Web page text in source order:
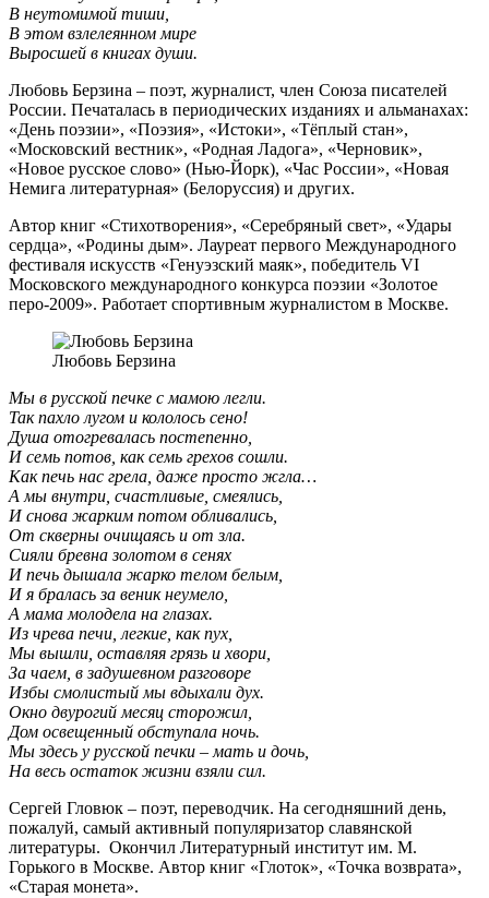
В неутомимой тиши,
В этом взлелеянном мире
Выросшей в книгах души.
Любовь Берзина – поэт, журналист, член Cоюза писателей
России. Печаталась в периодических изданиях и альманахах:
«День поэзии», «Поэзия», «Истоки», «Тёплый стан»,
«Московский вестник», «Родная Ладога», «Черновик»,
«Новое русское слово» (Нью-Йорк), «Час России», «Новая
Немига литературная» (Белоруссия) и других.
Автор книг «Стихотворения», «Серебряный свет», «Удары
сердца», «Родины дым». Лауреат первого Международного
фестиваля искусств «Генуэзский маяк», победитель VI
Московского международного конкурса поэзии «Золотое
перо-2009». Работает спортивным журналистом в Москве.
Любовь Берзина
Мы в русской печке с мамою легли.
Так пахло лугом и кололось сено!
Душа отогревалась постепенно,
И семь потов, как семь грехов сошли.
Как печь нас грела, даже просто жгла…
А мы внутри, счастливые, смеялись,
И снова жарким потом обливались,
От скверны очищаясь и от зла.
Сияли бревна золотом в сенях
И печь дышала жарко телом белым,
И я бралась за веник неумело,
А мама молодела на глазах.
Из чрева печи, легкие, как пух,
Мы вышли, оставляя грязь и хвори,
За чаем, в задушевном разговоре
Избы смолистый мы вдыхали дух.
Окно двурогий месяц сторожил,
Дом освещенный обступала ночь.
Мы здесь у русской печки – мать и дочь,
На весь остаток жизни взяли сил.
Сергей Гловюк – поэт, переводчик. На сегодняшний день,
пожалуй, самый активный популяризатор славянской
литературы. Окончил Литературный институт им. М.
Горького в Москве. Автор книг «Глоток», «Точка возврата»,
«Старая монета».